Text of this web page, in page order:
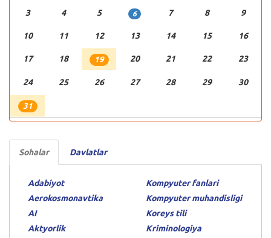
3 4 5 6 7 8 9
10 11 12 13 14 15 16
17 18 19 20 21 22 23
24 25 26 27 28 29 30
31
Sohalar Davlatlar
Adabiyot
Aerokosmonavtika
AI
Aktyorlik
Kompyuter fanlari
Kompyuter muhandisligi
Koreys tili
Kriminologiya